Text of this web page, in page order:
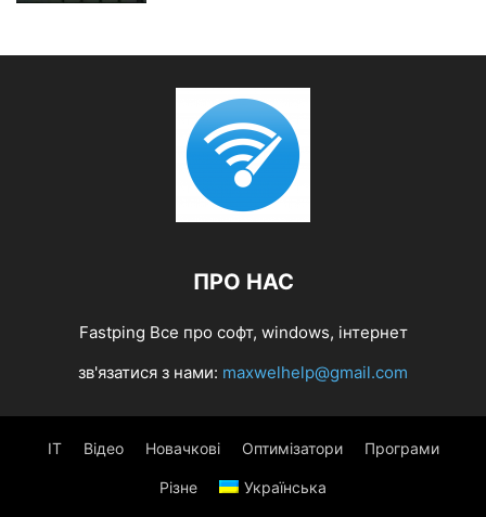
ПРО НАС
Fastping Все про софт, windows, інтернет
зв'язатися з нами: maxwelhelp@gmail.com
IT Відео Новачкові Оптимізатори Програми
Різне Українська